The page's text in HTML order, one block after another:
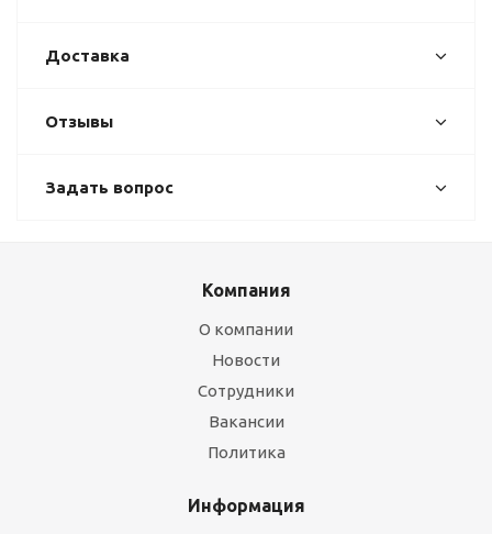
Доставка
Отзывы
Задать вопрос
Компания
О компании
Новости
Сотрудники
Вакансии
Политика
Информация